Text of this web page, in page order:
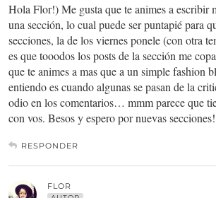
Hola Flor!) Me gusta que te animes a escribir
una sección, lo cual puede ser puntapié para
secciones, la de los viernes ponele (con otra
es que tooodos los posts de la sección me
que te animes a mas que a un simple fashion
entiendo es cuando algunas se pasan de la
odio en los comentarios… mmm parece que
con vos. Besos y espero por nuevas
RESPONDER
FLOR